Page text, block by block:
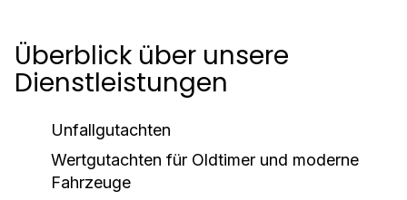
Überblick über unsere
Dienstleistungen
Unfallgutachten
Wertgutachten für Oldtimer und moderne
Fahrzeuge